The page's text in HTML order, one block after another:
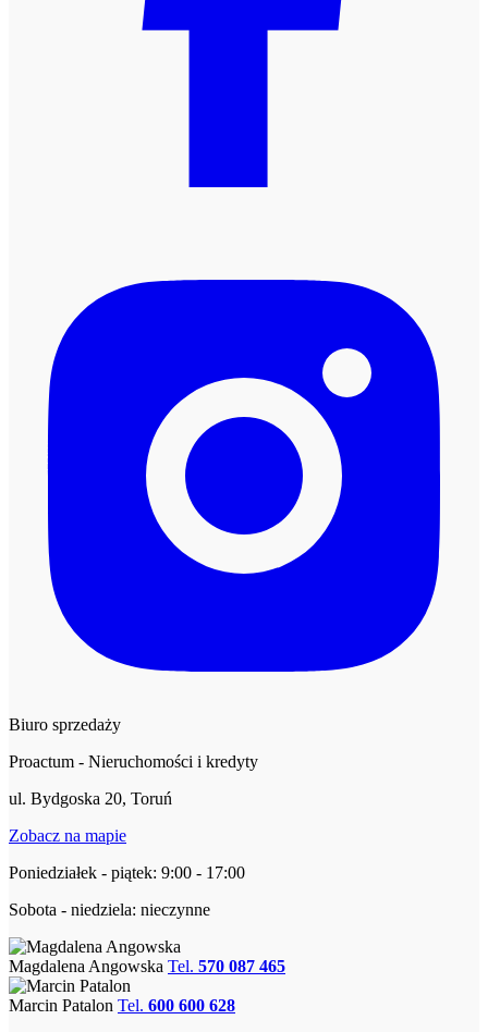
Biuro sprzedaży
Proactum - Nieruchomości i kredyty
ul. Bydgoska 20, Toruń
Zobacz na mapie
Poniedziałek - piątek: 9:00 - 17:00
Sobota - niedziela: nieczynne
Magdalena Angowska Tel. 570 087 465
Marcin Patalon Tel. 600 600 628